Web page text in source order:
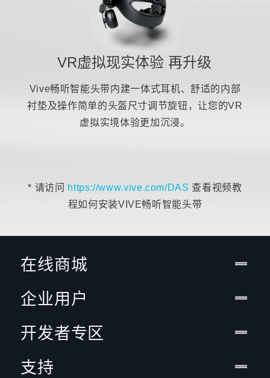
VR虚拟现实体验 再升级
Vive畅听智能头带内建一体式耳机、舒适的内部
衬垫及操作简单的头盔尺寸调节旋钮，让您的VR
虚拟实境体验更加沉浸。
* 请访问 https://www.vive.com/DAS查看视频教
程如何安装VIVE畅听智能头带
在线商城
企业用户
开发者专区
支持